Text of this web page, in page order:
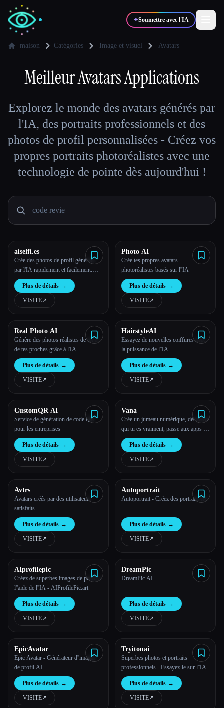
✦Soumettre avec l'IA
✍️ Auteurs 🎨 Designers
💻 Développeurs 📈Marketeurs
🎓Étudiants 🎬Créateurs
Blog
À propos
Esc
maison Catégories Image et visuel Avatars
MeilleurAvatarsApplications
Explorez le monde des avatars générés par
l'IA, des portraits professionnels et des
photos de profil personnalisées - Créez vos
propres portraits photoréalistes avec une
technologie de pointe dès aujourd'hui !
aiselfi.es
Crée des photos de profil générées
par l'IA rapidement et facilement.
Utilise notre outil pour créer des
photos de profil IA personnalisées et
gratuites en quelques minutes.
Essaye-le → aiselfi.es
Plus de détails →
VISITE↗︎
Photo AI
Crée tes propres avatars
photoréalistes basés sur l''IA
Plus de détails →
VISITE↗︎
Real Photo AI
Génère des photos réalistes de toi et
de tes proches grâce à l'IA
Plus de détails →
VISITE↗︎
HairstyleAI
Essayez de nouvelles coiffures avec
la puissance de l''IA
Plus de détails →
VISITE↗︎
CustomQR AI
Service de génération de code QR
pour les entreprises
Plus de détails →
VISITE↗︎
Vana
Crée un jumeau numérique, découvre
qui tu es vraiment, passe aux apps et
découvre le futur de la technologie.
Plus de détails →
VISITE↗︎
Avtrs
Avatars créés par des utilisateurs
satisfaits
Plus de détails →
VISITE↗︎
Autoportrait
Autoportrait - Créez des portraits IA
Plus de détails →
VISITE↗︎
AIprofilepic
Créez de superbes images de profil à
l''aide de l''IA - AIProfilePic.art
Plus de détails →
VISITE↗︎
DreamPic
DreamPic.AI
Plus de détails →
VISITE↗︎
EpicAvatar
Epic Avatar - Générateur d''images
de profil AI
Plus de détails →
VISITE↗︎
Tryitonai
Superbes photos et portraits
professionnels - Essayez-le sur l''IA
Plus de détails →
VISITE↗︎